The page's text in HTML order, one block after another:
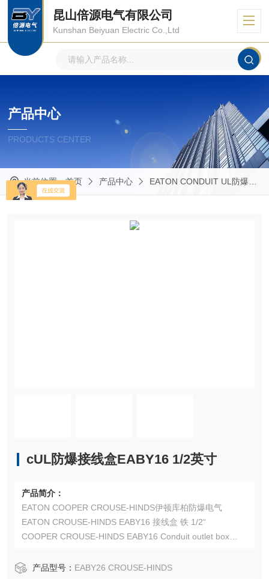
昆山倍源电气有限公司
Kunshan Beiyuan Electric Co.,Ltd
产品中心
PRODUCTS CENTER
当前位置：首页 产品中心 EATON CONDUIT UL防爆管件
cUL防爆接线盒EABY16 1/2英寸
产品简介：
EATON COOPER CROUSE-HINDS伊顿库柏防爆电气
EATON CROUSE-HINDS EABY16 接线盒 铁 1/2“
COOPER CROUSE-HINDS EABY16 Conduit outlet box
/ATON CROUSE-HINDS总代理-Kunshan Beiyuan Electric C
产品型号： EABY26 CROUSE-HINDS